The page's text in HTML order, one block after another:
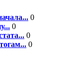
0
0
0
0